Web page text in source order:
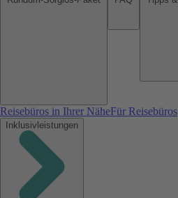
Reisebüros in Ihrer NäheFür Reisebüros
Inklusivleistungen